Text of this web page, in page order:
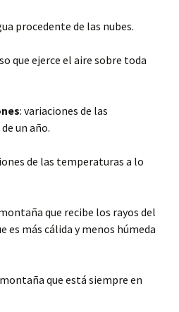
procedente de las nubes.
que ejerce el aire sobre toda
: variaciones de las
un año.
de las temperaturas a lo
que recibe los rayos del
es más cálida y menos húmeda
que está siempre en